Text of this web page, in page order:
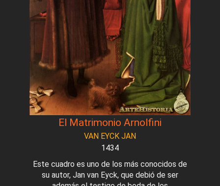
El Matrimonio Arnolfini
VAN EYCK JAN
1434
Este cuadro es uno de los más conocidos de
su autor, Jan van Eyck, que debió de ser